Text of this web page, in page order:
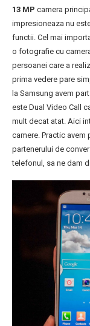
13 MP camera
impresioneaza nu
functii. Cel mai
o fotografie cu
persoanei care a
prima vedere pare
la Samsung avem
este Dual Video Call
mult decat atat. Aici
camere. Practic avem
partenerului de
telefonul, sa ne dam